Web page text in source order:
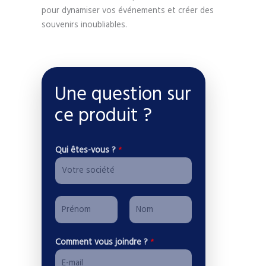
pour dynamiser vos événements et créer des
souvenirs inoubliables.
Une question sur
ce produit ?
Qui êtes-vous ? *
P
r
n
r
é
o
Comment vous joindre ? *